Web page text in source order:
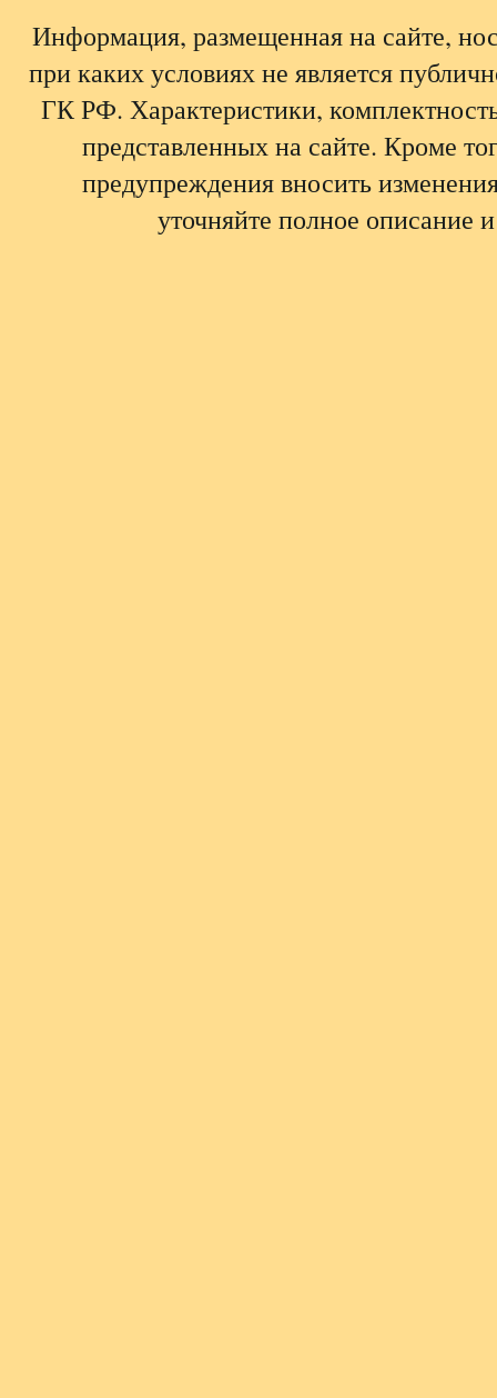
Информация, размещенная на сайте,
при каких условиях не является
ГК РФ. Характеристики,
представленных на сайте. Кроме
предупреждения вносить
уточняйте полное описание